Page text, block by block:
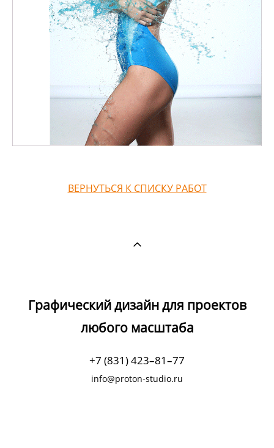
ВЕРНУТЬСЯ К СПИСКУ РАБОТ
Графический дизайн для проектов
любого масштаба
+7 (831) 423–81–77
info@proton-studio.ru